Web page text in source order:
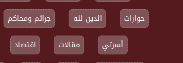
حوارات
الدين لله جرائم ومحاكم
أسرتي
مقالات اقتصاد